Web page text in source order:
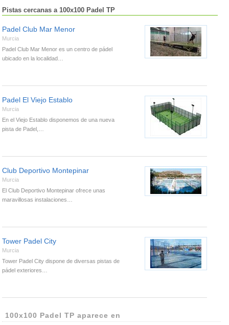
Pistas cercanas a 100x100 Padel TP
Padel Club Mar Menor
Murcia
Padel Club Mar Menor es un centro de pádel
ubicado en la localidad…
Padel El Viejo Establo
Murcia
En el Viejo Establo disponemos de una nueva
pista de Padel,…
Club Deportivo Montepinar
Murcia
El Club Deportivo Montepinar ofrece unas
maravillosas instalaciones…
Tower Padel City
Murcia
Tower Padel City dispone de diversas pistas de
pádel exteriores…
100x100 Padel TP aparece en